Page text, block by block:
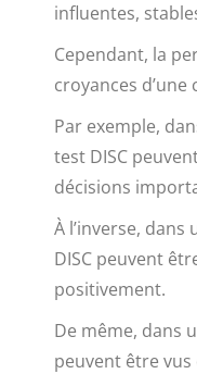
influentes,
Cependant, la
croyances
Par exemple,
test DISC
décisions
À l’inverse,
DISC peuvent
positivement.
De même, dans
peuvent être